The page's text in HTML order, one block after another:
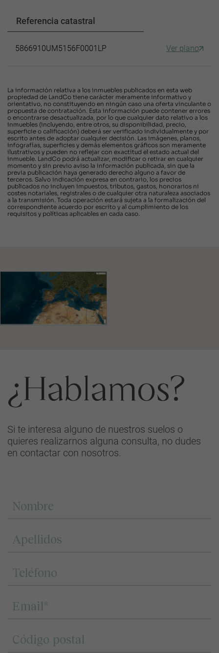
Referencia catastral
5866910UM5156F0001LP Ver plano
La información relativa a los inmuebles publicados en esta web
propiedad de LandCo tiene carácter meramente informativo y
orientativo, no constituyendo en ningún caso una oferta vinculante o
propuesta de contratación. Esta información puede contener errores
o encontrarse desactualizada, por lo que cualquier dato relativo a los
inmuebles (incluyendo, entre otros, su disponibilidad, precio,
superficie o calificación) deberá ser verificado individualmente y por
escrito antes de adoptar cualquier decisión. Las imágenes, planos,
infografías, superficies y demás elementos gráficos son meramente
ilustrativos y pueden no reflejar con exactitud el estado actual del
inmueble. LandCo podrá actualizar, modificar o retirar en cualquier
momento y sin previo aviso la información publicada, sin que la
previa publicación haya generado derecho alguno a favor de
terceros. Salvo indicación expresa en contrario, los precios
publicados no incluyen impuestos, tributos, gastos, honorarios ni
costes notariales, registrales o de cualquier otra naturaleza asociados
a la transmisión. Toda operación estará sujeta a la formalización del
correspondiente acuerdo por escrito y al cumplimiento de los
requisitos y políticas aplicables en cada caso.
¿Hablamos?
Si te interesa alguno de nuestros suelos o
quieres realizarnos alguna consulta, no dudes
en contactar con nosotros.